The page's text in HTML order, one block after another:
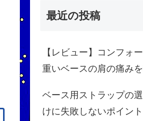
最近の投稿
【レビュー】コンフォ
重いベースの肩の痛み
ベース用ストラップの
けに失敗しないポイン